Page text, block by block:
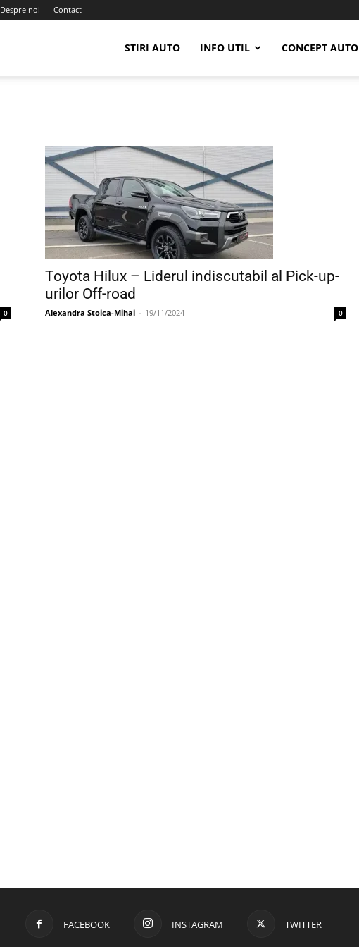
Despre noi Contact
STIRI AUTO INFO UTIL CONCEPT AUTO
0
Toyota Hilux – Liderul indiscutabil al Pick-up-
urilor Off-road
Alexandra Stoica-Mihai - 19/11/2024 0
FACEBOOK INSTAGRAM TWITTER